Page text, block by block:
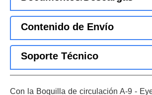
Contenido de Envío
Soporte Técnico
Con la Boquilla de circulación A-9 -